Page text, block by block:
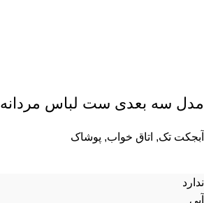
مدل سه بعدی ست لباس مردانه 048
آبجکت تک, اتاق خواب, پوشاک
ندارد
آبی